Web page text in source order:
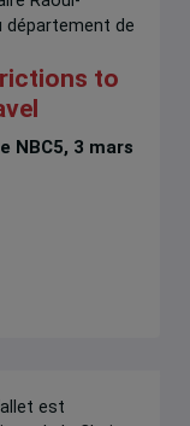
département de
to
NBC5, 3 mars
est